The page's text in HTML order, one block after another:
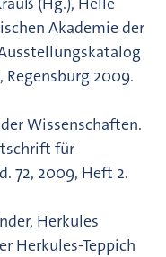
Akademie der
Regensburg 2009.
Wissenschaften.
für
72, 2009, Heft 2.
Herkules
Herkules-Teppich